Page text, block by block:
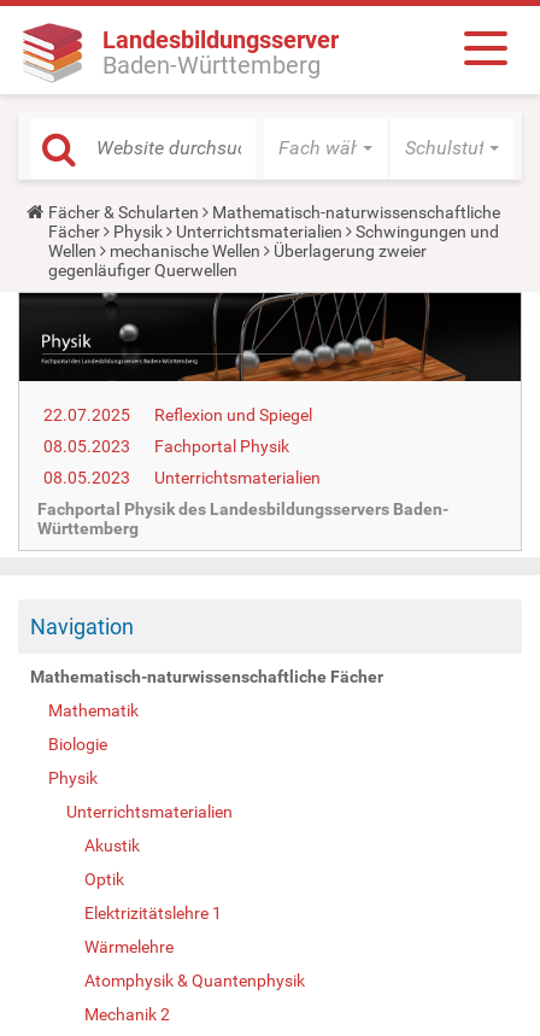
Landesbildungsserver
Baden-Württemberg
Fach wählen Schulstufe
Y
o
u
a
r
e
r
e
Fächer & Schularten
Mathematisch-naturwissenschaftliche
Fächer
Physik Unterrichtsmaterialien
Schwingungen und
Wellen
mechanische Wellen
Überlagerung zweier
gegenläufiger Querwellen
22.07.2025
Reflexion und Spiegel
08.05.2023
Fachportal Physik
08.05.2023
Unterrichtsmaterialien
Fachportal Physik des Landesbildungsservers Baden-
Württemberg
Navigation
Mathematisch-naturwissenschaftliche Fächer
Mathematik
Biologie
Physik
Unterrichtsmaterialien
Akustik
Optik
Elektrizitätslehre 1
Wärmelehre
Atomphysik & Quantenphysik
Mechanik 2